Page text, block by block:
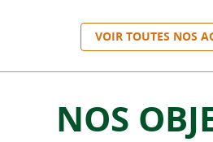
VOIR TOUTES NOS
NOS